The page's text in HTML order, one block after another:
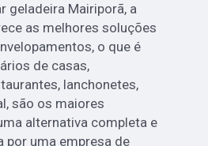
geladeira Mairiporã, a
as melhores soluções
o que é
de casas,
lanchonetes,
são os maiores
alternativa completa e
por uma empresa de